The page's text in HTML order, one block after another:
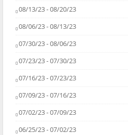
08/13/23 - 08/20/23
08/06/23 - 08/13/23
07/30/23 - 08/06/23
07/23/23 - 07/30/23
07/16/23 - 07/23/23
07/09/23 - 07/16/23
07/02/23 - 07/09/23
06/25/23 - 07/02/23